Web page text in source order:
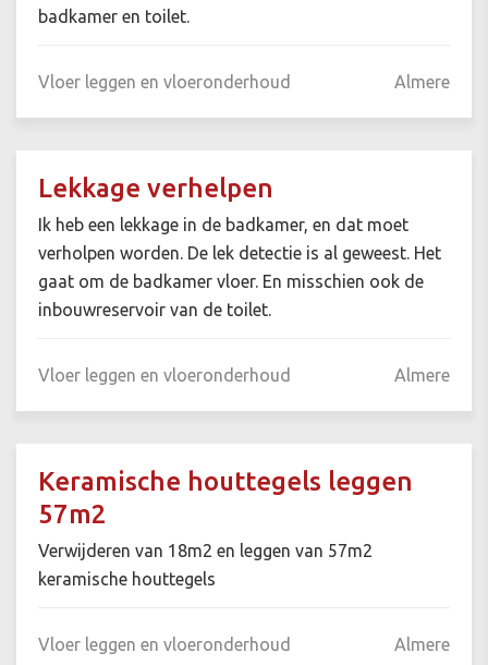
badkamer en toilet.
Vloer leggen en vloeronderhoud Almere
Lekkage verhelpen
Ik heb een lekkage in de badkamer, en dat moet
verholpen worden. De lek detectie is al geweest. Het
gaat om de badkamer vloer. En misschien ook de
inbouwreservoir van de toilet.
Vloer leggen en vloeronderhoud Almere
Keramische houttegels leggen
57m2
Verwijderen van 18m2 en leggen van 57m2
keramische houttegels
Vloer leggen en vloeronderhoud Almere